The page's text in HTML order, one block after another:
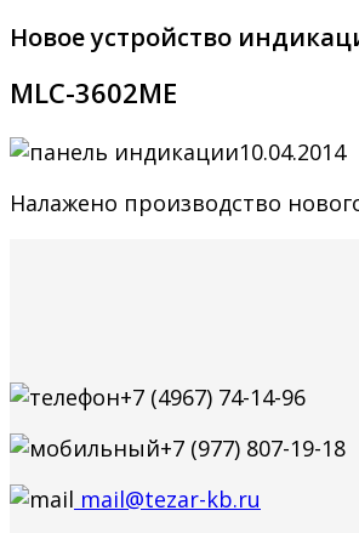
Новое устройство
МLС-3602ME
10.04.2014
Налажено производство
+7 (4967) 74-14-96
+7 (977) 807-19-18
mail@tezar-kb.ru